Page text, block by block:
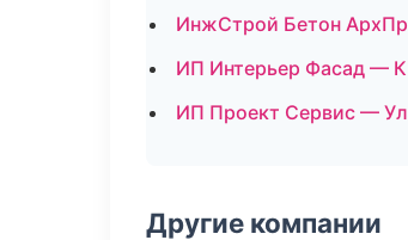
ИнжСтрой Бетон
ИП Интерьер Фасад —
ИП Проект Сервис —
Другие компании